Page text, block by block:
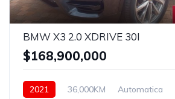
BMW X3 2.0 XDRIVE 30I
$168,900,000
2021 36,000KM Automatica